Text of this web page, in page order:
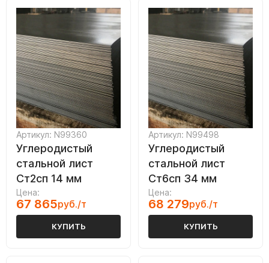
Артикул: N99360
Углеродистый
стальной лист
Ст2сп 14 мм
Цена:
67 865руб./т
КУПИТЬ
Артикул: N99498
Углеродистый
стальной лист
Ст6сп 34 мм
Цена:
68 279руб./т
КУПИТЬ